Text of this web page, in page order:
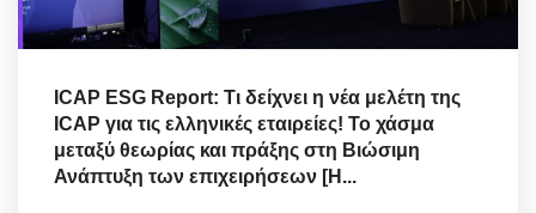
ICAP ESG Report: Τι δείχνει η νέα μελέτη της
ICAP για τις ελληνικές εταιρείες! Το χάσμα
μεταξύ θεωρίας και πράξης στη Βιώσιμη
Ανάπτυξη των επιχειρήσεων [Η...